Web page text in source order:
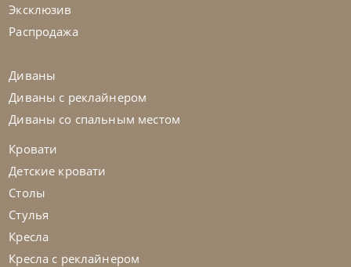
Эксклюзив
Распродажа
Диваны
Диваны с реклайнером
Диваны со спальным местом
Кровати
Детские кровати
Столы
Стулья
Кресла
Кресла с реклайнером